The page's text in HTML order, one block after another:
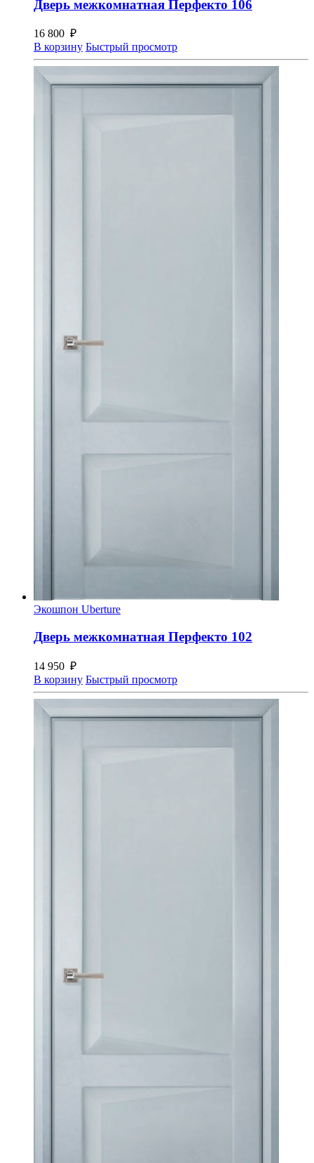
Дверь межкомнатная Перфекто 106
16 800 ₽
В корзину Быстрый просмотр
Экошпон Uberture
Дверь межкомнатная Перфекто 102
14 950 ₽
В корзину Быстрый просмотр